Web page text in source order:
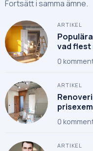
Fortsätt i samma ämne.
ARTIKEL
vad flest
0
ARTIKEL
0
ARTIKEL